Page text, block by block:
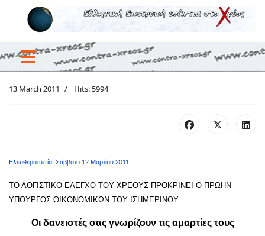
13 March 2011 Hits: 5994
Ελευθεροτυπία, Σάββατο 12 Μαρτίου 2011
ΤΟ ΛΟΓΙΣΤΙΚΟ ΕΛΕΓΧΟ ΤΟΥ ΧΡΕΟΥΣ ΠΡΟΚΡΙΝΕΙ Ο ΠΡΩΗΝ
ΥΠΟΥΡΓΟΣ ΟΙΚΟΝΟΜΙΚΩΝ ΤΟΥ ΙΣΗΜΕΡΙΝΟΥ
Οι δανειστές σας γνωρίζουν τις αμαρτίες τους